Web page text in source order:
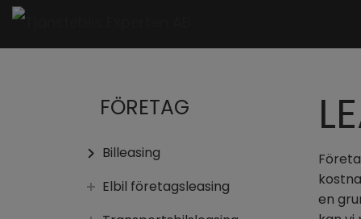
FÖRETAG
Billeasing
Elbil företagsleasing
en